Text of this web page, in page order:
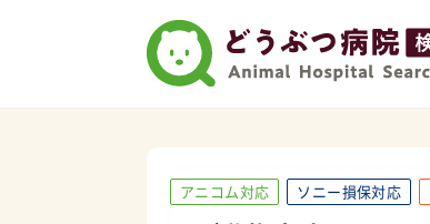
アニコム対応 ソニー損保対応